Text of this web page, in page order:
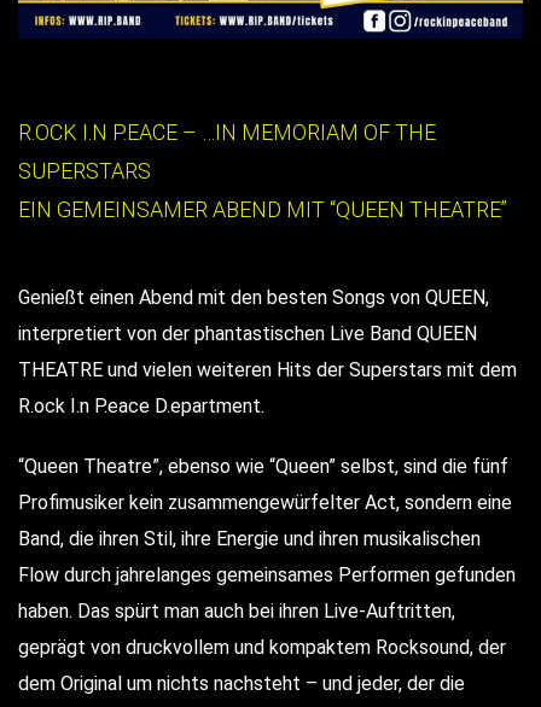
R.OCK I.N P.EACE – …IN MEMORIAM OF THE
SUPERSTARS
EIN GEMEINSAMER ABEND MIT “QUEEN THEATRE”
Genießt einen Abend mit den besten Songs von QUEEN,
interpretiert von der phantastischen Live Band QUEEN
THEATRE und vielen weiteren Hits der Superstars mit dem
R.ock I.n P.eace D.epartment.
“Queen Theatre”, ebenso wie “Queen” selbst, sind die fünf
Profimusiker kein zusammengewürfelter Act, sondern eine
Band, die ihren Stil, ihre Energie und ihren musikalischen
Flow durch jahrelanges gemeinsames Performen gefunden
haben. Das spürt man auch bei ihren Live-Auftritten,
geprägt von druckvollem und kompaktem Rocksound, der
dem Original um nichts nachsteht – und jeder, der die